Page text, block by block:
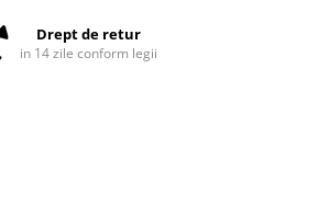
Drept de retur
in 14 zile conform legii